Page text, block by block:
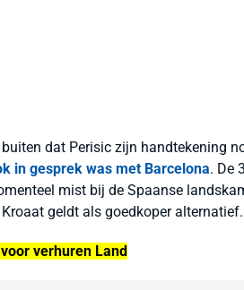
dat Perisic zijn handtekening
in gesprek was met Barcelona. De
mist bij de Spaanse
geldt als goedkoper alternatief.
verhuren Land